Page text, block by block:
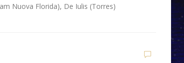
Nuova Florida), De Iulis (Torres)